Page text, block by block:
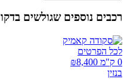
רכבים נוספים שגולשים בדקו
לכל הפרטים
0 ק"מ ₪
8,400
בנזין